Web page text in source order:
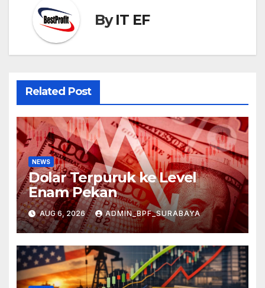
ByIT EF
Related Post
NEWS
Dolar Terpuruk ke Level
Enam Pekan
AUG 6, 2026 ADMIN_BPF_SURABAYA